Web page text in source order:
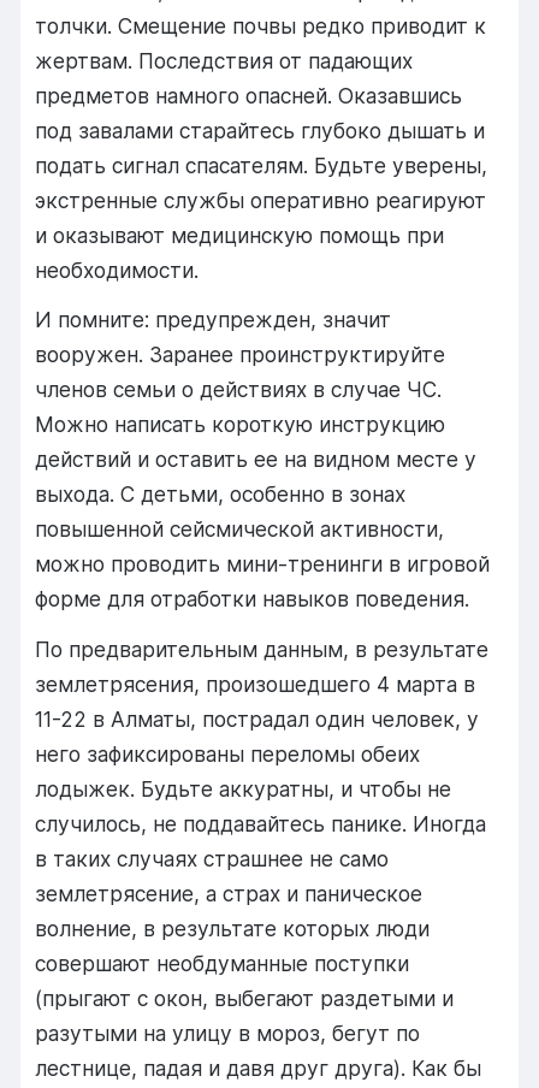
толчки. Смещение почвы редко приводит к
жертвам. Последствия от падающих
предметов намного опасней. Оказавшись
под завалами старайтесь глубоко дышать и
подать сигнал спасателям. Будьте уверены,
экстренные службы оперативно реагируют
и оказывают медицинскую помощь при
необходимости.
И помните: предупрежден, значит
вооружен. Заранее проинструктируйте
членов семьи о действиях в случае ЧС.
Можно написать короткую инструкцию
действий и оставить ее на видном месте у
выхода. С детьми, особенно в зонах
повышенной сейсмической активности,
можно проводить мини-тренинги в игровой
форме для отработки навыков поведения.
По предварительным данным, в результате
землетрясения, произошедшего 4 марта в
11-22 в Алматы, пострадал один человек, у
него зафиксированы переломы обеих
лодыжек. Будьте аккуратны, и чтобы не
случилось, не поддавайтесь панике. Иногда
в таких случаях страшнее не само
землетрясение, а страх и паническое
волнение, в результате которых люди
совершают необдуманные поступки
(прыгают с окон, выбегают раздетыми и
разутыми на улицу в мороз, бегут по
лестнице, падая и давя друг друга). Как бы